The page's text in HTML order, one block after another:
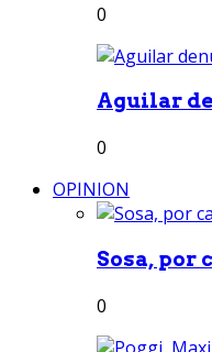
0
Aguilar
0
OPINION
Sosa, por
0